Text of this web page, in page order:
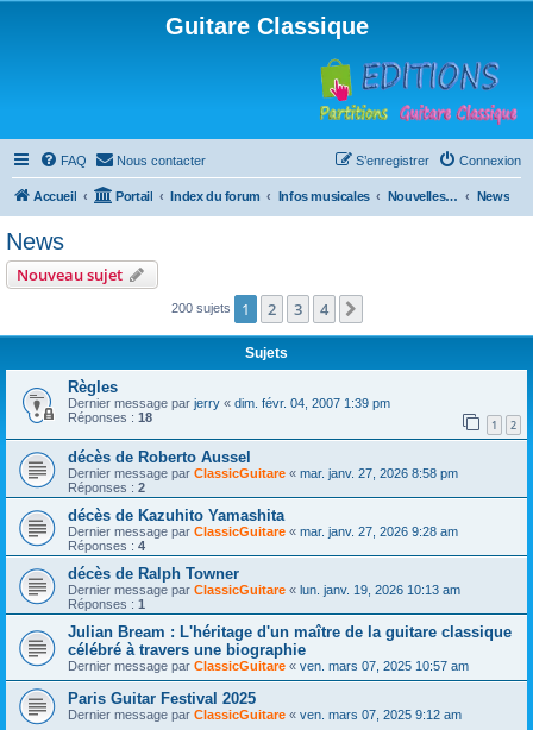
Guitare Classique
FAQ Nous contacter Connexion
S’enregistrer
Accueil Portail Index du forum Infos musicales Nouvelles de toutes sortes, concerts, partitions… News
News
Nouveau sujet
200 sujets 1 2 3 4
Sujets
Règles
Dernier message par jerry « dim. févr. 04, 2007 1:39 pm
Réponses : 18 1 2
décès de Roberto Aussel
Dernier message par ClassicGuitare « mar. janv. 27, 2026 8:58 pm
Réponses : 2
décès de Kazuhito Yamashita
Dernier message par ClassicGuitare « mar. janv. 27, 2026 9:28 am
Réponses : 4
décès de Ralph Towner
Dernier message par ClassicGuitare « lun. janv. 19, 2026 10:13 am
Réponses : 1
Julian Bream : L'héritage d'un maître de la guitare classique
célébré à travers une biographie
Dernier message par ClassicGuitare « ven. mars 07, 2025 10:57 am
Paris Guitar Festival 2025
Dernier message par ClassicGuitare « ven. mars 07, 2025 9:12 am